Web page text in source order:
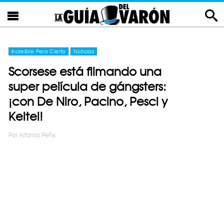
Increíble Pero Cierto Noticias
Scorsese está filmando una
super película de gángsters:
¡con De Niro, Pacino, Pesci y
Keitel!
Por Alfonso Peña